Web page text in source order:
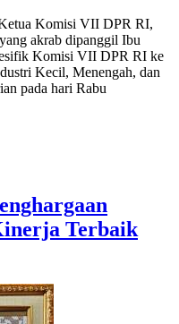
Komisi VII DPR RI,
akrab dipanggil Ibu
Komisi VII DPR RI ke
Kecil, Menengah, dan
pada hari Rabu
Terbaik